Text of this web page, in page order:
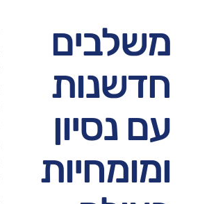
משלבים
חדשנות
עם נסיון
ומומחיות